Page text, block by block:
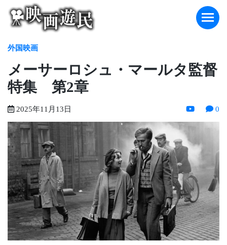
content
外国映画
メーサーロシュ・マールタ監督
特集 第2章
2025年11月13日 0